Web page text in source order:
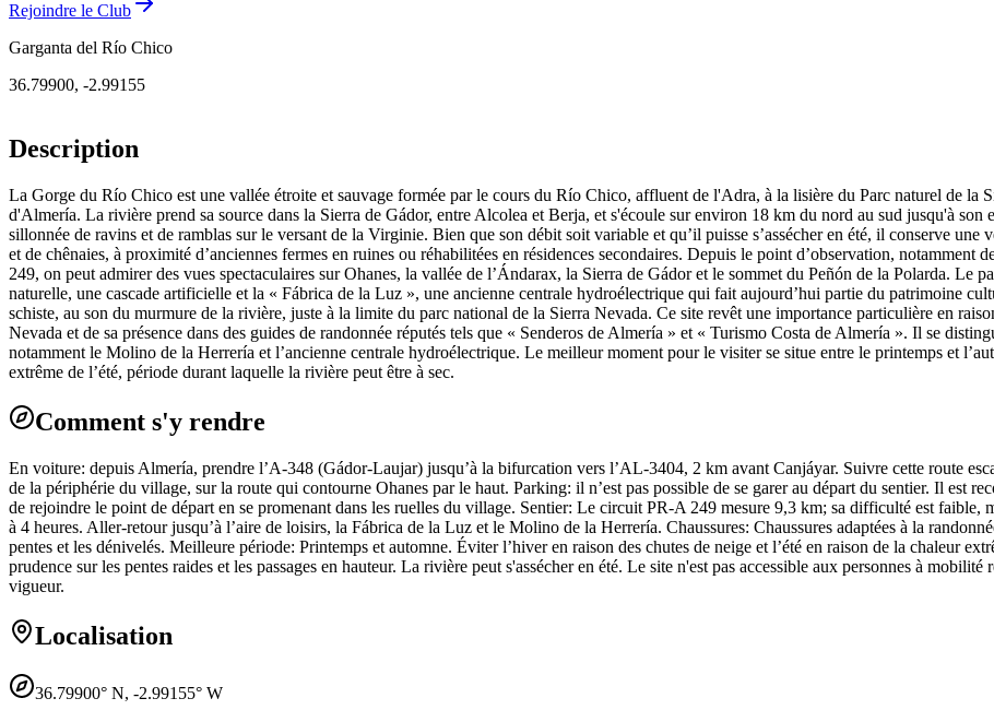
Rejoindre le Club
Garganta del Río Chico
36.79900, -2.99155
Description
La Gorge du Río Chico est une vallée étroite et sauvage formée par le cours du Río Chico, affluent de l'Adra, à la lisière du Parc naturel de la
d'Almería. La rivière prend sa source dans la Sierra de Gádor, entre Alcolea et Berja, et s'écoule sur environ 18 km du nord au sud jusqu'à
sillonnée de ravins et de ramblas sur le versant de la Virginie. Bien que son débit soit variable et qu’il puisse s’assécher en été, il conserve
et de chênaies, à proximité d’anciennes fermes en ruines ou réhabilitées en résidences secondaires. Depuis le point d’observation,
249, on peut admirer des vues spectaculaires sur Ohanes, la vallée de l’Ándarax, la Sierra de Gádor et le sommet du Peñón de la Polarda. Le
naturelle, une cascade artificielle et la « Fábrica de la Luz », une ancienne centrale hydroélectrique qui fait aujourd’hui partie du patrimoine
schiste, au son du murmure de la rivière, juste à la limite du parc national de la Sierra Nevada. Ce site revêt une importance particulière en
Nevada et de sa présence dans des guides de randonnée réputés tels que « Senderos de Almería » et « Turismo Costa de Almería ». Il se
notamment le Molino de la Herrería et l’ancienne centrale hydroélectrique. Le meilleur moment pour le visiter se situe entre le printemps et
extrême de l’été, période durant laquelle la rivière peut être à sec.
Comment s'y rendre
En voiture: depuis Almería, prendre l’A-348 (Gádor-Laujar) jusqu’à la bifurcation vers l’AL-3404, 2 km avant Canjáyar. Suivre cette route
de la périphérie du village, sur la route qui contourne Ohanes par le haut. Parking: il n’est pas possible de se garer au départ du sentier. Il est
de rejoindre le point de départ en se promenant dans les ruelles du village. Sentier: Le circuit PR-A 249 mesure 9,3 km; sa difficulté est faible,
à 4 heures. Aller-retour jusqu’à l’aire de loisirs, la Fábrica de la Luz et le Molino de la Herrería. Chaussures: Chaussures adaptées à la
pentes et les dénivelés. Meilleure période: Printemps et automne. Éviter l’hiver en raison des chutes de neige et l’été en raison de la chaleur
prudence sur les pentes raides et les passages en hauteur. La rivière peut s'assécher en été. Le site n'est pas accessible aux personnes à
vigueur.
Localisation
36.79900° N, -2.99155° W